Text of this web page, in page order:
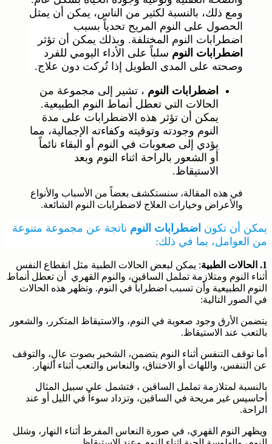
ومع ذلك، بالنسبة لكثير من الناس، يمكن أن يمثل
الحصول على النوم المريح تحدياً بسبب
اضطرابات النوم المختلفة. وبذلك يمكن أن تؤثر
اضطرابات النوم سلباً على الأداء اليومي للفرد
وصحته على المدى الطويل إذا تُركت دون علاج.
اضطرابات النوم ، تشير إلى مجموعة من
الحالات التي تعطل أنماط النوم الطبيعية.
يمكن أن تؤثر هذه الاضطرابات على مدة
النوم وجودته وتوقيته وكفاءته الإجمالية، مما
يؤدي إلى صعوبات في النوم أو البقاء نائماً
أو الشعور بالراحة اثناء النوم وبعد
الاستيقاظ.
في هذه المقالة، سنستكشف بعضاً من الأسباب والأنواع
والأعراض وخيارات العلاج لاضطرابات النوم الشائعة.
يمكن أن تكون اضطرابات النوم ناتجة عن مجموعة متنوعة
من العوامل، بما في ذلك:
1. الحالات الطبية
: يمكن لبعض الحالات الطبية مثل انقطاع النفس
أثناء النوم ومتلازمة تململ الساقين، والنوم القهري أن تعطل أنماط
النوم الطبيعية وأن تسبب اضطراباً في النوم. وتظهر هذه الحالات
في الصور التالية:
يتضمن الأرق وجود صعوبة في النوم، والاستيقاظ المتكرر، والشعور
بالتعب عند الاستيقاظ.
أما توقف التنفس أثناء النوم يتضمن، الشخير بصوت عالٍ، والتوقف
عن التنفس، واللهاث أو الاختناق، والنعاس والتعب أثناء النهار.
بالنسبة لمتلازمة تململ الساقين ، فتشمل على سبيل المثال
أحاسيس غير مريحة في الساقين، وتزداد سوءاً في الليل أو عند
الراحة.
ويظهر النوم القهري، في صورة النعاس المفرط أثناء النهار، وشلل